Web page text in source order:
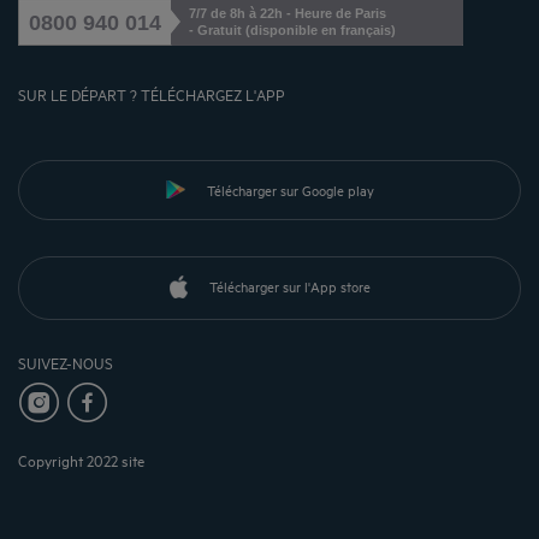
0800 940 014
7/7 de 8h à 22h - Heure de Paris
- Gratuit (disponible en français)
SUR LE DÉPART ? TÉLÉCHARGEZ L'APP
Télécharger sur Google play
Télécharger sur l'App store
SUIVEZ-NOUS
Copyright 2022 site